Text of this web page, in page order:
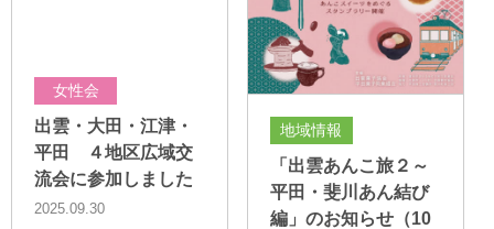
女性会
出雲・大田・江津・
平田 ４地区広域交
流会に参加しました
2025.09.30
地域情報
「出雲あんこ旅２～
平田・斐川あん結び
編」のお知らせ（10